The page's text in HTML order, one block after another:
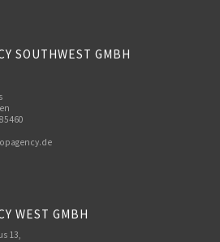
SOUTHWEST GMBH
WEST GMBH
13,